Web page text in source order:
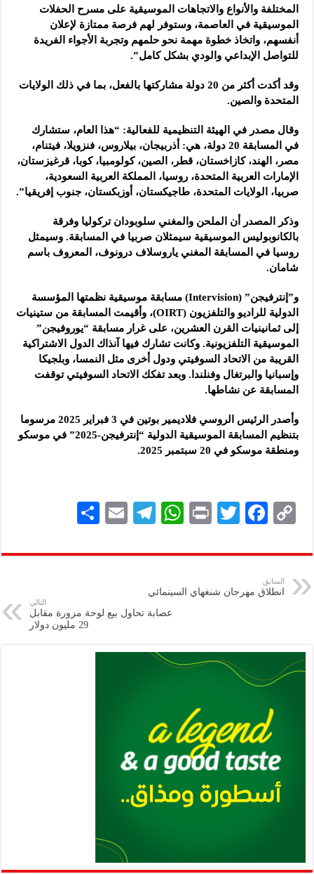
المختلفة والأنواع والاتجاهات الموسيقية على مسرح الحفلات
الموسيقية في العاصمة، وستوفر لهم فرصة ممتازة لإعلان
أنفسهم، واتخاذ خطوة مهمة نحو حلمهم وتجربة الأجواء الفريدة
للتواصل الإبداعي والودي بشكل كامل”.
وقد أكدت أكثر من 20 دولة مشاركتها بالفعل، بما في ذلك الولايات
المتحدة والصين.
وقال مصدر في الهيئة التنظيمية للفعالية: “هذا العام، ستشارك
في المسابقة 20 دولة، هي: أذربيجان، بيلاروس، فنزويلا، فيتنام،
مصر، الهند، كازاخستان، قطر، الصين، كولومبيا، كوبا، قرغيزستان،
الإمارات العربية المتحدة، روسيا، المملكة العربية السعودية،
صربيا، الولايات المتحدة، طاجيكستان، أوزبكستان، جنوب إفريقيا”.
وذكر المصدر أن الملحن والمغني سلوبودان تركوليا وفرقة
بالكانوبوليس الموسيقية سيمثلان صربيا في المسابقة. وسيمثل
روسيا في المسابقة المغني ياروسلاف درونوف، المعروف باسم
شامان.
و”إنترفيجن” (Intervision) مسابقة موسيقية نظمتها المؤسسة
الدولية للراديو والتلفزيون (OIRT)، وأقيمت المسابقة من ستينيات
إلى ثمانينيات القرن العشرين، على غرار مسابقة “يوروفيجن”
الموسيقية التلفزيونية. وكانت تشارك فيها آنذاك الدول الاشتراكية
القريبة من الاتحاد السوفيتي ودول أخرى مثل النمسا، وبلجيكا
وإسبانيا والبرتغال وفنلندا. وبعد تفكك الاتحاد السوفيتي توقفت
المسابقة عن نشاطها.
وأصدر الرئيس الروسي فلاديمير بوتين في 3 فبراير 2025 مرسوما
بتنظيم المسابقة الموسيقية الدولية “إنترفيجن-2025” في موسكو
ومنطقة موسكو في 20 سبتمبر 2025.
C
p
y
Li
k
F
eb
k
T
tt
P
nt
W
at
A
p
p
Te
gr
m
E
ai
ar
السابق
انطلاق مهرجان شنغهاي السينمائي
التالي
عصابة تحاول بيع لوحة مزورة مقابل
29 مليون دولار